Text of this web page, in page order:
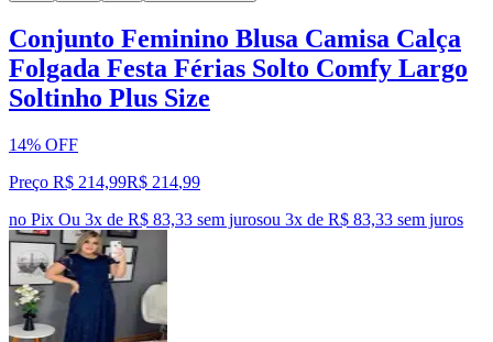
Conjunto Feminino Blusa Camisa Calça
Folgada Festa Férias Solto Comfy Largo
Soltinho Plus Size
14% OFF
Preço R$ 214,99R$ 214,99
no Pix Ou 3x de R$ 83,33 sem jurosou 3x de R$ 83,33 sem juros